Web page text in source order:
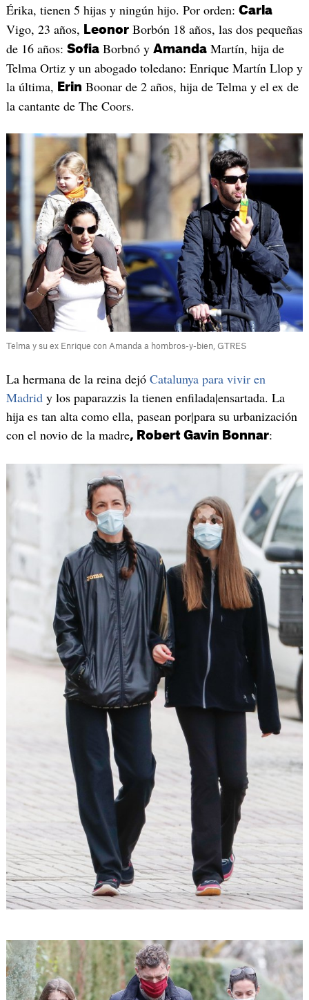
Érika, tienen 5 hijas y ningún hijo. Por orden: Carla
Vigo, 23 años, LeonorBorbón 18 años, las dos pequeñas
de 16 años: SofiaBorbnó y AmandaMartín, hija de
Telma Ortiz y un abogado toledano: Enrique Martín Llop y
la última,
Erin Boonar de 2 años, hija de Telma y el ex de
la cantante de The Coors.
Telma y su ex Enrique con Amanda a hombros-y-bien, GTRES
La hermana de la reina dejó Catalunya para vivir en
Madridy los paparazzis la tienen enfilada|ensartada. La
hija es tan alta como ella, pasean por|para su urbanización
con el novio de la madre, Robert Gavin Bonnar: